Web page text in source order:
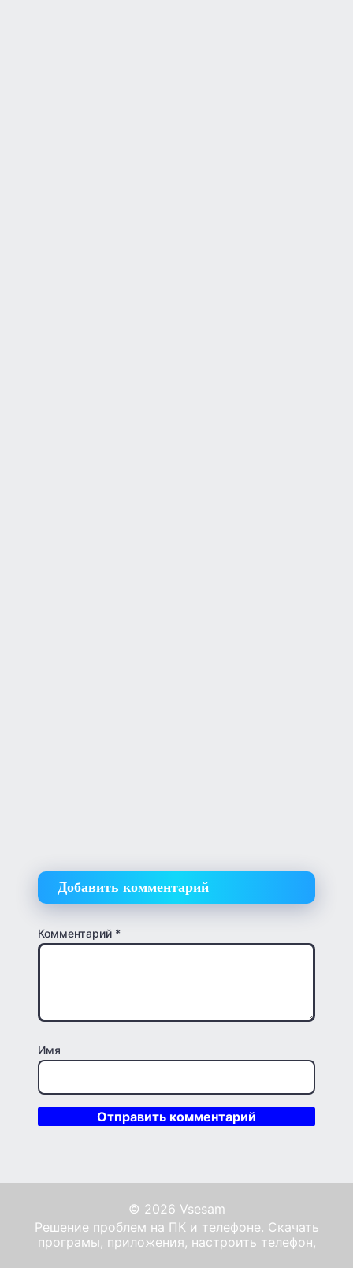
Добавить комментарий
Комментарий *
Имя
© 2026 Vsesam
Решение проблем на ПК и телефоне. Скачать
програмы, приложения, настроить телефон,